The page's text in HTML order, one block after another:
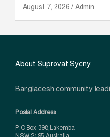
August 7, 2026 Admin
About Suprovat Sydny
Bangladesh community
Postal Address
P.O Box-398,Lakemba
NSW 2195 Australia.